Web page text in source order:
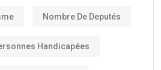
Nombre De Deputés
Handicapées